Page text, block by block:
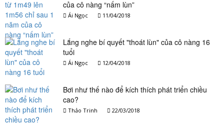
của cô nàng “nấm lùn”
Ái Ngọc 11/04/2018
Lắng nghe bí quyết "thoát lùn" của cô nàng 16
tuổi
Ái Ngọc 12/04/2018
Bơi như thế nào để kích thích phát triển chiều
cao?
Thảo Trinh 22/03/2018